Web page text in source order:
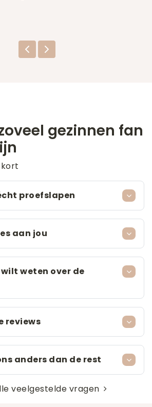
gezinnen fan
proefslapen
aan jou
weten over de
reviews
anders dan de rest
veelgestelde vragen